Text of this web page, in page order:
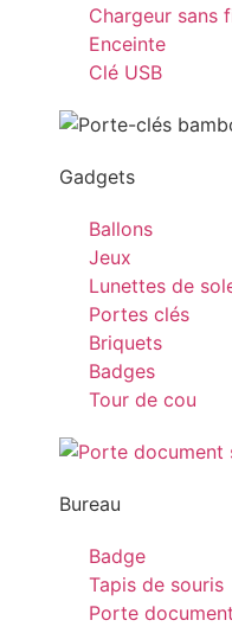
Chargeur sans
Enceinte
Clé USB
Gadgets
Ballons
Jeux
Lunettes de
Portes clés
Briquets
Badges
Tour de cou
Bureau
Badge
Tapis de souris
Porte document